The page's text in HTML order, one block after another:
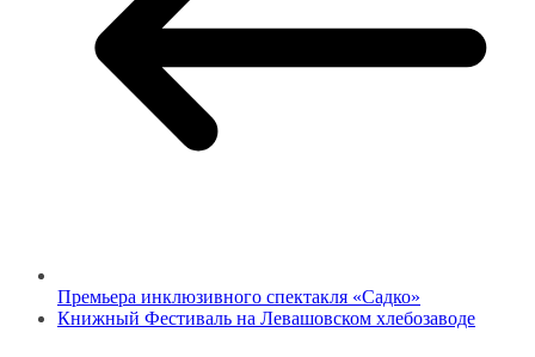
Премьера инклюзивного спектакля «Садко»
Книжный Фестиваль на Левашовском хлебозаводе